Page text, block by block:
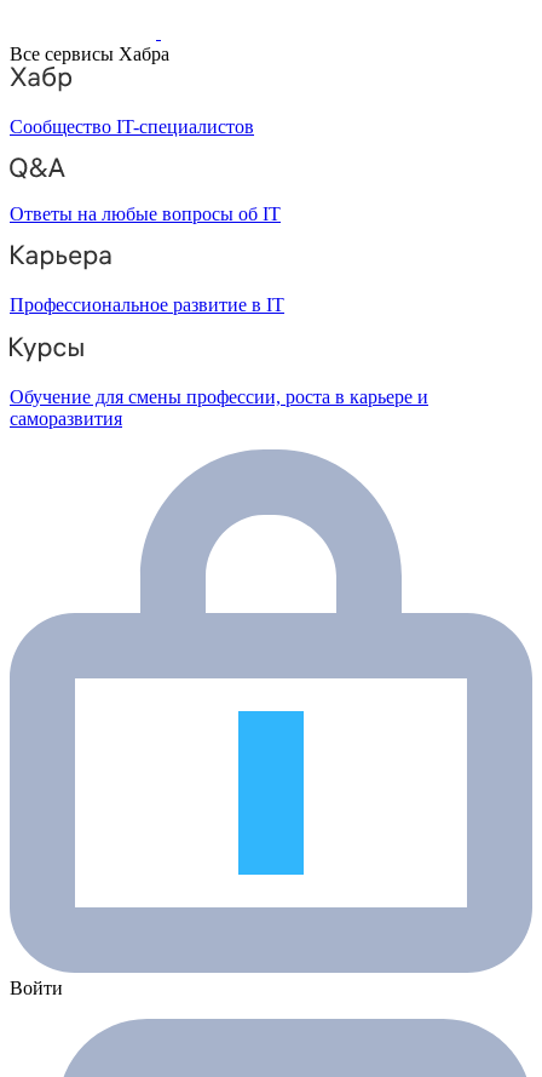
Все сервисы Хабра
Сообщество IT-специалистов
Ответы на любые вопросы об IT
Профессиональное развитие в IT
Обучение для смены профессии, роста в карьере и
саморазвития
Войти